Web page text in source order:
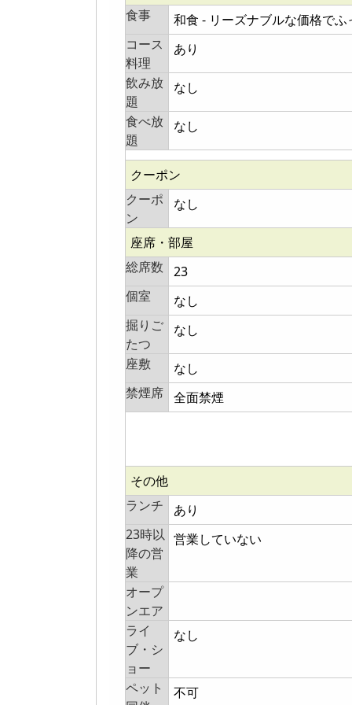
食事
和食 - リーズナブルな価格で
コース
料理
あり
飲み放
題
なし
食べ放
題
なし
クーポン
クーポ
ン
なし
座席・部屋
総席数
23
個室
なし
掘りご
たつ
なし
座敷
なし
禁煙席 全面禁煙
その他
ランチ
あり
23時以
降の営
業
営業していない
オープ
ンエア
ライ
ブ・シ
ョー
なし
ペット
不可